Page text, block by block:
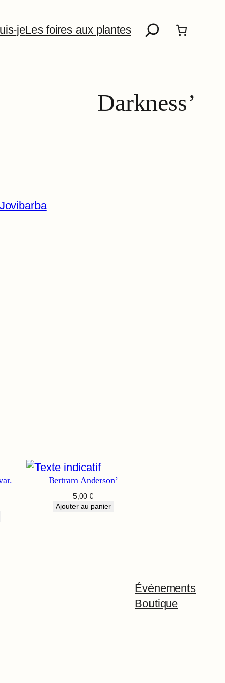
jeLes foires aux plantes
Recherche
Darkness’
Jovibarba
Bertram Anderson’
5,00 €
Ajouter au panier
Évènements
Boutique